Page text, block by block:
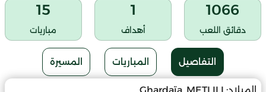
1066
دقائق اللعب
1
أهداف
15
مباريات
التفاصيل المباريات المسيرة
الميلاد: Ghardaïa, METLILI